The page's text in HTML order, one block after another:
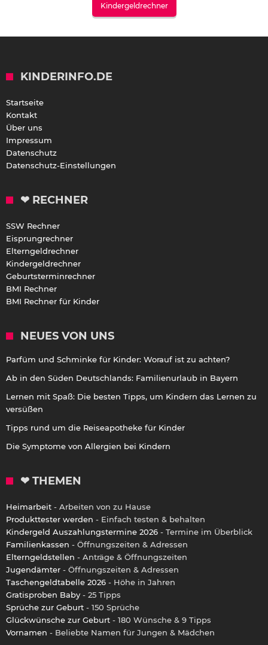
Kindergeldrechner
KINDERINFO.DE
Startseite
Kontakt
Über uns
Impressum
Datenschutz
Datenschutz-Einstellungen
❤ RECHNER
SSW Rechner
Eisprungrechner
Elterngeldrechner
Kindergeldrechner
Geburtsterminrechner
BMI Rechner
BMI Rechner für Kinder
NEUES VON UNS
Parfüm und Schminke für Kinder: Worauf ist zu achten?
Ab in den Süden Deutschlands: Familienurlaub in Bayern
Lernen mit Spaß: Die besten Tipps, um Kindern das Lernen zu
versüßen
Tipps rund um die Reiseapotheke für Kinder
Die Symptome von Allergien bei Kindern
❤ THEMEN
Heimarbeit - Arbeiten von zu Hause
Produkttester werden - Einfach testen & behalten
Kindergeld Auszahlungstermine 2026 - Termine im Überblick
Familienkassen - Öffnungszeiten & Adressen
Elterngeldstellen - Anträge & Öffnungszeiten
Jugendämter - Öffnungszeiten & Adressen
Taschengeldtabelle 2026 - Höhe in Jahren
Gratisproben Baby - 25 Tipps
Sprüche zur Geburt - 150 Sprüche
Glückwünsche zur Geburt - 180 Wünsche & 9 Tipps
Vornamen - Beliebte Namen für Jungen & Mädchen